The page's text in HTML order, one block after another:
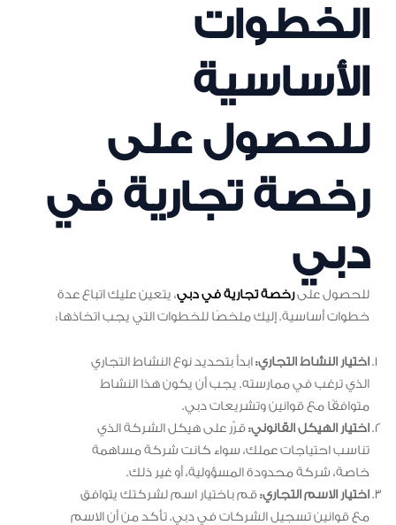
الخطوات
الأساسية
للحصول على
رخصة تجارية في
دبي
للحصول علىرخصة تجارية في دبي، يتعين عليك اتباع عدة
خطوات أساسية. إليك ملخصًا للخطوات التي يجب اتخاذها:
اختيار النشاط التجاري: ابدأ بتحديد نوع النشاط التجاري
الذي ترغب في ممارسته. يجب أن يكون هذا النشاط
متوافقًا مع قوانين وتشريعات دبي.
اختيار الهيكل القانوني:قرِّر على هيكل الشركة الذي
تناسب احتياجات عملك، سواء كانت شركة مساهمة
خاصة، شركة محدودة المسؤولية، أو غير ذلك.
اختيار الاسم التجاري:قم باختيار اسم لشركتك يتوافق
مع قوانين تسجيل الشركات في دبي. تأكد من أن الاسم